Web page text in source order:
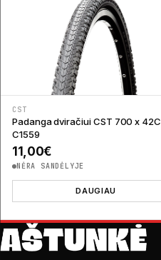
CST
Padanga dviračiui CST 700 x 42C
C1559
11,00€
NĖRA SANDĖLYJE
DAUGIAU